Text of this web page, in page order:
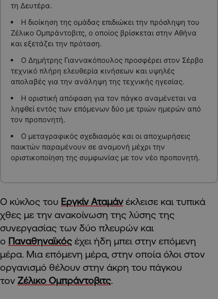
τη Δευτέρα.
Η διοίκηση της ομάδας επιδιώκει την πρόσληψη του
Ζέλικο Ομπράντοβιτς, ο οποίος βρίσκεται στην Αθήνα
και εξετάζει την πρόταση.
Ο Δημήτρης Γιαννακόπουλος προσφέρει στον Σέρβο
τεχνικό πλήρη ελευθερία κινήσεων και υψηλές
απολαβές για την ανάληψη της τεχνικής ηγεσίας.
Η οριστική απόφαση για τον πάγκο αναμένεται να
ληφθεί εντός των επόμενων δύο με τριών ημερών από
τον προπονητή.
Ο μεταγραφικός σχεδιασμός και οι αποχωρήσεις
παικτών παραμένουν σε αναμονή μέχρι την
οριστικοποίηση της συμφωνίας με τον νέο προπονητή.
Ο κύκλος του Εργκίν Αταμάνέκλεισε και τυπικά
χθες με την ανακοίνωση της λύσης της
συνεργασίας των δύο πλευρών και
ο Παναθηναϊκός έχει ήδη μπει στην επόμενη
μέρα. Μια επόμενη μέρα, στην οποία όλοι στον
οργανισμό θέλουν στην άκρη του πάγκου
τον Ζέλικο Ομπράντοβιτς.